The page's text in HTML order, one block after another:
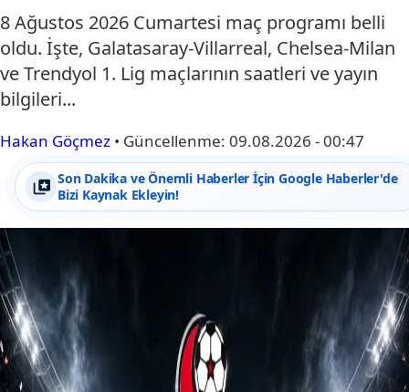
8 Ağustos 2026 Cumartesi maç programı belli
oldu. İşte, Galatasaray-Villarreal, Chelsea-Milan
ve Trendyol 1. Lig maçlarının saatleri ve yayın
bilgileri...
Hakan Göçmez • Güncellenme: 09.08.2026 - 00:47
Son Dakika ve Önemli Haberler İçin Google Haberler'de
Bizi Kaynak Ekleyin!